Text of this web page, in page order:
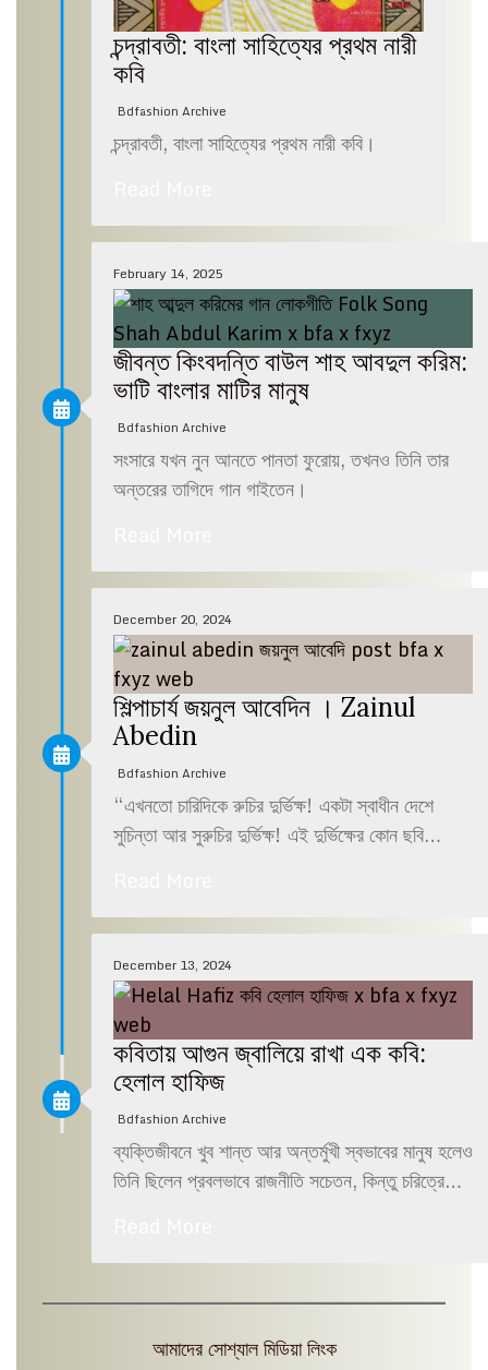
চন্দ্রাবতী: বাংলা সাহিত্যের প্রথম নারী
কবি
Bdfashion Archive
চন্দ্রাবতী, বাংলা সাহিত্যের প্রথম নারী কবি।
February 14, 2025
জীবন্ত কিংবদন্তি বাউল শাহ আবদুল করিম:
ভাটি বাংলার মাটির মানুষ
Bdfashion Archive
সংসারে যখন নুন আনতে পানতা ফুরোয়, তখনও তিনি তার
অন্তরের তাগিদে গান গাইতেন।
December 20, 2024
শিল্পাচার্য জয়নুল আবেদিন । Zainul
Abedin
Bdfashion Archive
“এখনতো চারিদিকে রুচির দুর্ভিক্ষ! একটা স্বাধীন দেশে
সুচিন্তা আর সুরুচির দুর্ভিক্ষ! এই দুর্ভিক্ষের কোন ছবি…
December 13, 2024
কবিতায় আগুন জ্বালিয়ে রাখা এক কবি:
হেলাল হাফিজ
Bdfashion Archive
ব্যক্তিজীবনে খুব শান্ত আর অন্তর্মুখী স্বভাবের মানুষ হলেও
তিনি ছিলেন প্রবলভাবে রাজনীতি সচেতন, কিন্তু চরিত্রে…
আমাদের সোশ্যাল মিডিয়া লিংক